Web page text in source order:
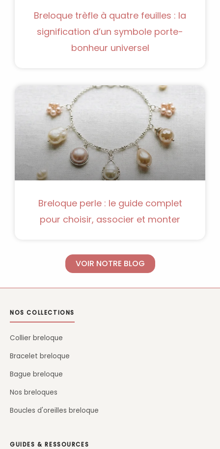
Breloque trèfle à quatre feuilles : la
signification d’un symbole porte-
bonheur universel
Breloque perle : le guide complet
pour choisir, associer et monter
VOIR NOTRE BLOG
NOS COLLECTIONS
Collier breloque
Bracelet breloque
Bague breloque
Nos breloques
Boucles d'oreilles breloque
GUIDES & RESSOURCES